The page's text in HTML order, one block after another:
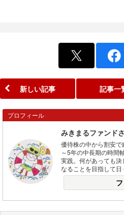
新しい記事 記事一
プロフィール
みきまるファンド
優待株の中から割安
～5年の中長期の時間
実践。何があっても
なることを目指して日